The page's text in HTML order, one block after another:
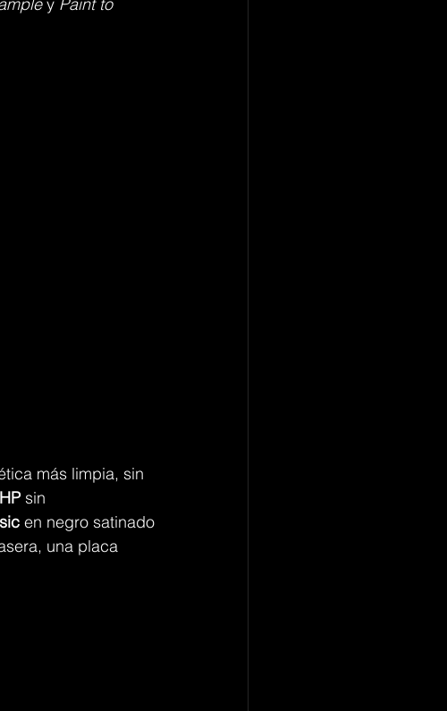
y Paint to
más limpia, sin
sin
en negro satinado
una placa